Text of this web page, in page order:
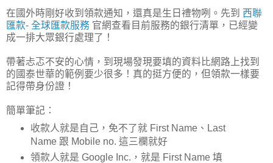
在國外時剛好收到領款通知，還真是生日禮物咧。先到 西聯
匯款- 全球匯款服務 官網查看目前服務的銀行清單，已經變
成一排大眾銀行處理了！
帶著忐忑不安的心情，到現場發現要填的資料比網路上找到
的國泰世華的範例要少很多！真的挺方便的，但領款一樣要
記得帶身份證！
簡單筆記：
收款人就是自己，免不了就 First Name、Last
Name 跟 Mobile no. 這三欄就好
領款人就是 Google Inc.，就是 First Name 填